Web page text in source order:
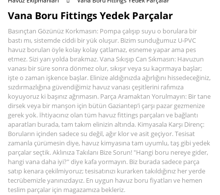
Vana Boru Fittings Yedek Parçalar
Basınçtan Gözünüz Korkmasın: Pompa çalışıp suyu o borulara bir
bastı mı, sistemde ciddi bir yük oluşur. Bizim sunduğumuz U-PVC
havuz boruları öyle kolay kolay çatlamaz, esneme yapar ama pes
etmez. Sizi yarı yolda bırakmaz. Vana Sıkışıp Can Sıkmasın: Havuzun
vanası bir süre sonra dönmez olur, sıkışır veya su kaçırmaya başlar;
işte o zaman işkence başlar. Elinize aldığınızda ağırlığını hissedeceğiniz,
sızdırmazlığına güvendiğimiz havuz vanası çeşitlerini rafımıza
koyuyoruz ki başınız ağrımasın. Parça Aramaktan Yorulmayın: Bir tane
dirsek veya bir manşon için bütün Gaziantep’i çarşı pazar gezmenize
gerek yok. İhtiyacınız olan tüm havuz fittings parçaları ve bağlantı
aparatları burada, tam takım elinizin altında. Kimyasala Karşı Direnç:
Boruların içinden sadece su değil, ağır klor ve asit geçiyor. Tesisat
zamanla çürümesin diye, havuz kimyasına tam uyumlu, taş gibi yedek
parçalar seçtik. Aklınıza Takılanı Bize Sorun! "Hangi boru nereye gider,
hangi vana daha iyi?" diye kafa yormayın. Biz burada sadece parça
satıp kenara çekilmiyoruz; tesisatınızı kurarken takıldığınız her yerde
tecrübemizle yanınızdayız. En uygun havuz boru fiyatları ve hemen
teslim parçalar için magazamıza bekleriz.